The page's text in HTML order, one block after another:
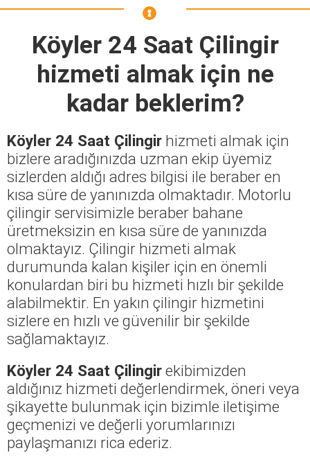
Köyler 24 Saat Çilingir
hizmeti almak için ne
kadar beklerim?
Köyler 24 Saat Çilingir hizmeti almak için
bizlere aradığınızda uzman ekip üyemiz
sizlerden aldığı adres bilgisi ile beraber en
kısa süre de yanınızda olmaktadır. Motorlu
çilingir servisimizle beraber bahane
üretmeksizin en kısa süre de yanınızda
olmaktayız. Çilingir hizmeti almak
durumunda kalan kişiler için en önemli
konulardan biri bu hizmeti hızlı bir şekilde
alabilmektir. En yakın çilingir hizmetini
sizlere en hızlı ve güvenilir bir şekilde
sağlamaktayız.
Köyler 24 Saat Çilingirekibimizden
aldığınız hizmeti değerlendirmek, öneri veya
şikayette bulunmak için bizimle iletişime
geçmenizi ve değerli yorumlarınızı
paylaşmanızı rica ederiz.